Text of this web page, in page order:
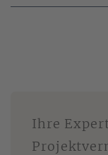
Ihre